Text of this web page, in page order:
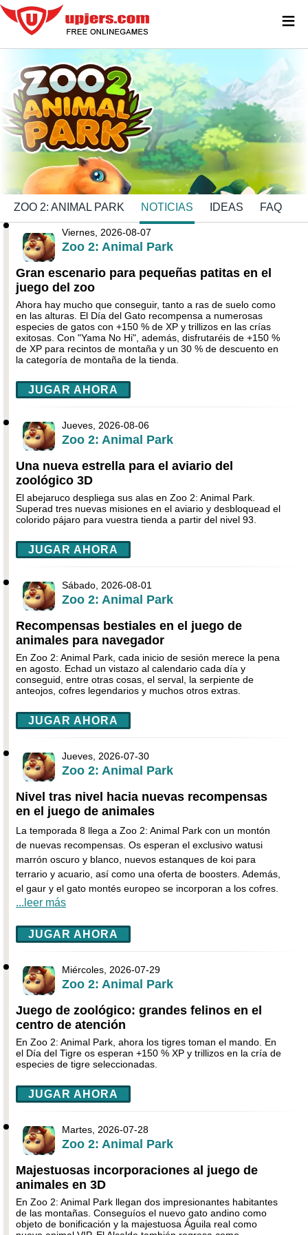
ZOO 2: ANIMAL PARK NOTICIAS IDEAS FAQ
Viernes, 2026-08-07
Zoo 2: Animal Park
Gran escenario para pequeñas patitas en el
juego del zoo
Ahora hay mucho que conseguir, tanto a ras de suelo como
en las alturas. El Día del Gato recompensa a numerosas
especies de gatos con +150 % de XP y trillizos en las crías
exitosas. Con "Yama No Hi", además, disfrutaréis de +150 %
de XP para recintos de montaña y un 30 % de descuento en
la categoría de montaña de la tienda.
JUGAR AHORA
Jueves, 2026-08-06
Zoo 2: Animal Park
Una nueva estrella para el aviario del
zoológico 3D
El abejaruco despliega sus alas en Zoo 2: Animal Park.
Superad tres nuevas misiones en el aviario y desbloquead el
colorido pájaro para vuestra tienda a partir del nivel 93.
JUGAR AHORA
Sábado, 2026-08-01
Zoo 2: Animal Park
Recompensas bestiales en el juego de
animales para navegador
En Zoo 2: Animal Park, cada inicio de sesión merece la pena
en agosto. Echad un vistazo al calendario cada día y
conseguid, entre otras cosas, el serval, la serpiente de
anteojos, cofres legendarios y muchos otros extras.
JUGAR AHORA
Jueves, 2026-07-30
Zoo 2: Animal Park
Nivel tras nivel hacia nuevas recompensas
en el juego de animales
La temporada 8 llega a Zoo 2: Animal Park con un montón
de nuevas recompensas. Os esperan el exclusivo watusi
marrón oscuro y blanco, nuevos estanques de koi para
terrario y acuario, así como una oferta de boosters. Además,
el gaur y el gato montés europeo se incorporan a los cofres.
...leer más
JUGAR AHORA
Miércoles, 2026-07-29
Zoo 2: Animal Park
Juego de zoológico: grandes felinos en el
centro de atención
En Zoo 2: Animal Park, ahora los tigres toman el mando. En
el Día del Tigre os esperan +150 % XP y trillizos en la cría de
especies de tigre seleccionadas.
JUGAR AHORA
Martes, 2026-07-28
Zoo 2: Animal Park
Majestuosas incorporaciones al juego de
animales en 3D
En Zoo 2: Animal Park llegan dos impresionantes habitantes
de las montañas. Conseguíos el nuevo gato andino como
objeto de bonificación y la majestuosa Águila real como
≡